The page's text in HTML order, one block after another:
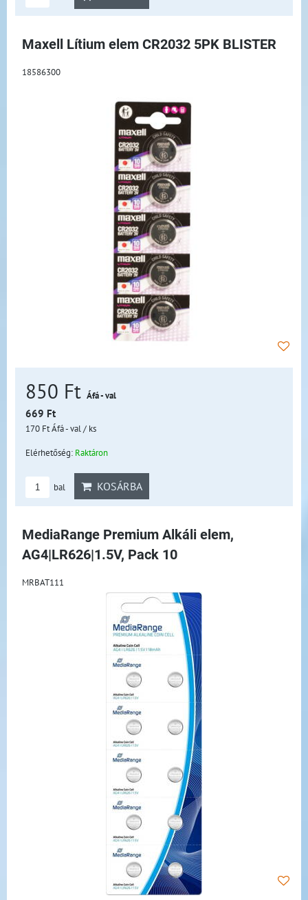
Maxell Lítium elem CR2032 5PK BLISTER
18586300
850 Ft Áfá - val
669 Ft
170 FtÁfá - val/ ks
Elérhetőség: Raktáron
bal KOSÁRBA
MediaRange Premium Alkáli elem,
AG4|LR626|1.5V, Pack 10
MRBAT111